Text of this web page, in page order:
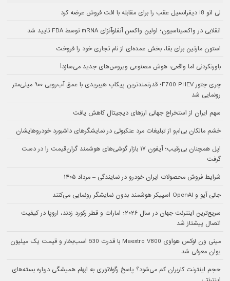
لی اتو i8 دیفرانسیل عقب را برای مقابله با افت فروش عرضه کرد
انقلابی در واکسیناسیون؛ اولین واکسن آنفلوآنزای mRNA توسط FDA تایید شد
استون مارتین برای بقا، بخش عمده‌ای از نام تجاری خود را فروخت
باورنکردنی اما واقعی: هوش مصنوعی ویروس‌های جدید می‌سازد!
چری جتور F700 PHEV؛ قدرتمندترین پیکاپ هیبریدی با عمق آب‌رویی ۹۰۰ میلی‌متر
رونمایی شد
سهم ایران از استخراج جهانی ارزهای دیجیتال کاهش یافت
خشم مالکان بی‌ام‌و از تبلیغات مرد عنکبوتی در نمایشگرهای داشبورد خودروهایشان
اپل همچنان بی‌رقیب؛ آیفون ۱۷ بازار گوشی‌های هوشمند گران‌قیمت را در دست
گرفت
شرایط فروش محصولات ایران خودرو در نمایندگی – مرداد ۱۴۰۵
جانی آیو و OpenAI اسپیکر هوشمند بدون نمایشگر رونمایی می‌کنند
سریع‌ترین اینترنت جهان در سال ۲۰۲۶؛ امارات و قطر رکورد زدند، اروپا در کیفیت
اتصال پیشتاز شد
مینی ون لوکس هواوی Maextro V800 با قدرت 530 اسب‌بخار و قیمت یک میلیون
یوان معرفی شد
حجم اینترنت کاربران کم می‌شود؟ پاسخ رگولاتوری به ابهام همیشگی درباره بسته‌های